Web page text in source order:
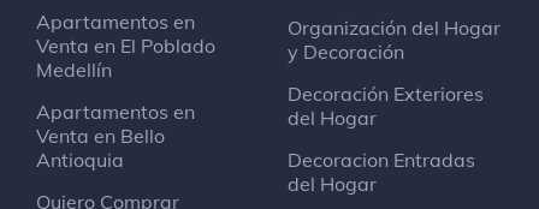
Apartamentos en
Venta en El Poblado
Medellín
Apartamentos en
Venta en Bello
Antioquia
Quiero Comprar
Organización del Hogar
y Decoración
Decoración Exteriores
del Hogar
Decoracion Entradas
del Hogar